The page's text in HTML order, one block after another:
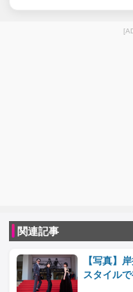
関連記事
【写真】
スタイル